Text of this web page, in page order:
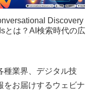
Discovery
とは？AI検索時代の広告
種業界、デジタル技
をお届けするウェビナ